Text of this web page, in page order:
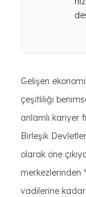
Gelişen
çeşitliliği
anlamlı kariyer
Birleşik
olarak öne
merkezlerinden
vadilerine kadar